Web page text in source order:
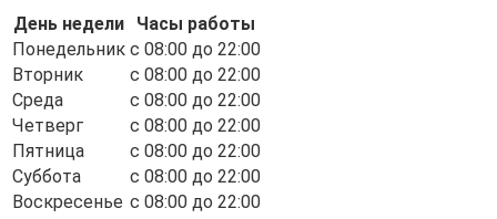
День недели
Часы работы
Понедельник c 08:00 до 22:00
Вторник
c 08:00 до 22:00
Среда
c 08:00 до 22:00
Четверг
c 08:00 до 22:00
Пятница
c 08:00 до 22:00
Суббота
c 08:00 до 22:00
Воскресенье c 08:00 до 22:00